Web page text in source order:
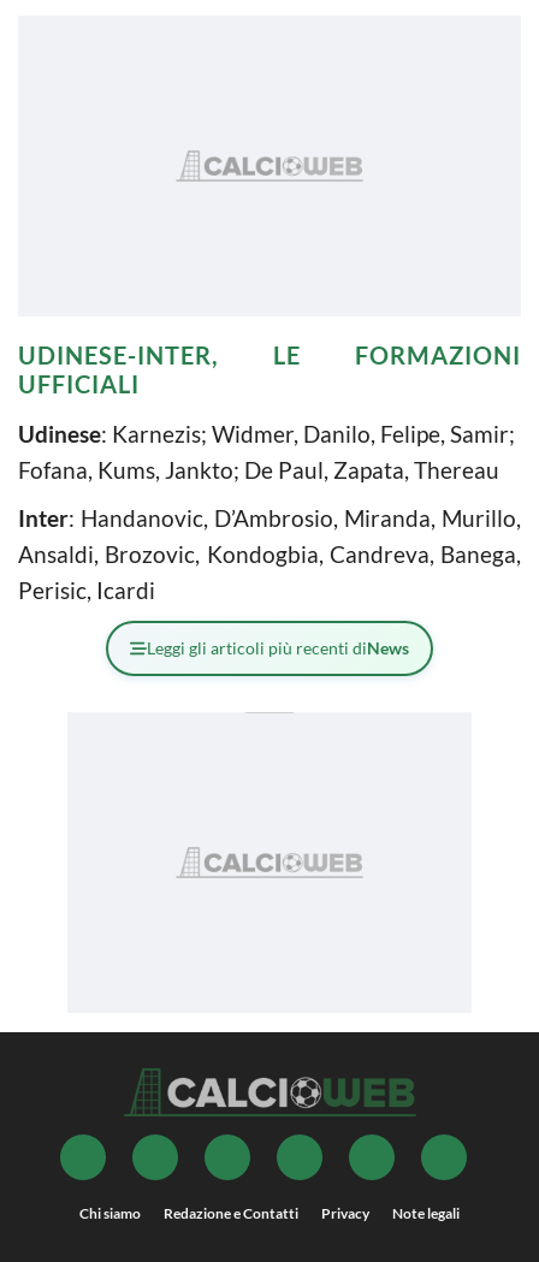
UDINESE-INTER, LE FORMAZIONI
UFFICIALI
Udinese: Karnezis; Widmer, Danilo, Felipe, Samir;
Fofana, Kums, Jankto; De Paul, Zapata, Thereau
Inter: Handanovic, D’Ambrosio, Miranda, Murillo,
Ansaldi, Brozovic, Kondogbia, Candreva, Banega,
Perisic, Icardi
Leggi gli articoli più recenti diNews
Chi siamo Redazione e Contatti Privacy Note legali